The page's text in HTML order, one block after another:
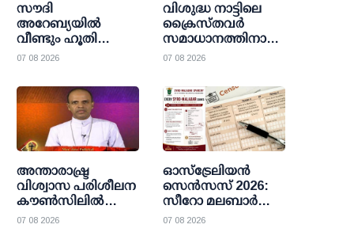
സൗദി
അറേബ്യയില്‍
വീണ്ടും ഹൂതി
ആക്രമണം;
പതിനൊന്ന് പേര്‍ക്ക്
പരിക്ക്
07 08 2026
വിശുദ്ധ നാട്ടിലെ
ക്രൈസ്തവർ
സമാധാനത്തിനായി
കേഴുന്നു:
ദയനീയ അവസ്ഥ
തുറന്നുകാട്ടി
ജെറുസലേം
പാത്രിയാർക്കീസ്
07 08 2026
അന്താരാഷ്ട്ര
വിശ്വാസ പരിശീലന
കൗണ്‍സിലില്‍
അംഗമായി മാര്‍
07 08 2026
ഓസ്ട്രേലിയൻ
സെൻസസ് 2026:
സീറോ മലബാർ
വിശ്വാസികൾക്കായി
07 08 2026